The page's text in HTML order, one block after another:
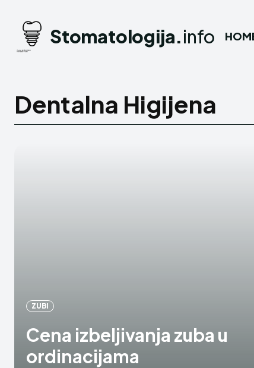
Stomatologija.info
Dentalna Higijena
ZUBI
Cena izbeljivanja zuba u
ordinacijama